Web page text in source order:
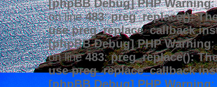
[phpBB Debug] PHP Warning:
on line483:preg_replace():
use preg_replace_callback
[phpBB Debug] PHP Warning:
on line483:preg_replace():
use preg_replace_callback
[phpBB Debug] PHP Warning